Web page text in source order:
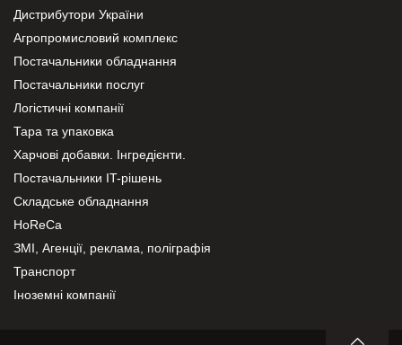
Дистрибутори України
Агропромисловий комплекс
Постачальники обладнання
Постачальники послуг
Логістичні компанії
Тара та упаковка
Харчові добавки. Інгредієнти.
Постачальники IT-рішень
Складське обладнання
HoReCa
ЗМІ, Агенції, реклама, поліграфія
Транспорт
Іноземні компанії